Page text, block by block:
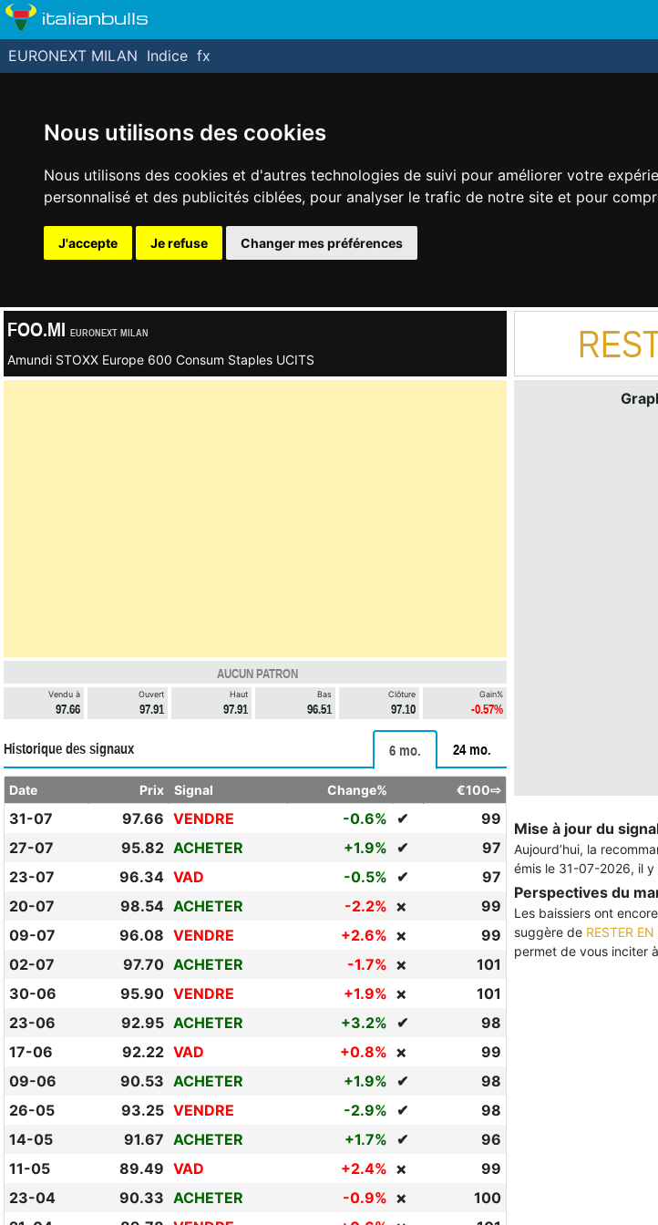
Nous utilisons des cookies
Nous utilisons des cookies et d'autres technologies de suivi pour améliorer votre
personnalisé et des publicités ciblées, pour analyser le trafic de notre site et pour
J'accepte Je refuse Changer mes préférences
italianbulls
EURONEXT MILAN Indice fx
FOO.MI EURONEXT MILAN
Amundi STOXX Europe 600 Consum Staples UCITS
AUCUN PATRON
Vendu à
97.66
Ouvert
97.91
Haut
97.91
Bas
96.51
Clôture
97.10
Gain%
-0.57%
Historique des signaux 6 mo. 24 mo.
Date Prix Signal Change% €100⇨
31-07 97.66 VENDRE -0.6% ✔
99
27-07
95.82 ACHETER +1.9% ✔
97
23-07
96.34 VAD -0.5% ✔
97
20-07
98.54 ACHETER -2.2% ❌
99
09-07
96.08 VENDRE +2.6% ❌
99
02-07
97.70 ACHETER -1.7% ❌
101
30-06
95.90 VENDRE +1.9% ❌
101
23-06
92.95 ACHETER +3.2% ✔
98
17-06
92.22 VAD +0.8% ❌
99
09-06
90.53 ACHETER +1.9% ✔
98
26-05
93.25 VENDRE -2.9% ✔
98
14-05
91.67 ACHETER +1.7% ✔
96
11-05
89.49 VAD +2.4% ❌
99
23-04
90.33 ACHETER -0.9% ❌
100
Mise à jour du
Aujourd’hui, la
émis le 31-07-2026, il
Perspectives du
Les baissiers ont
suggère de RESTER
permet de vous inciter